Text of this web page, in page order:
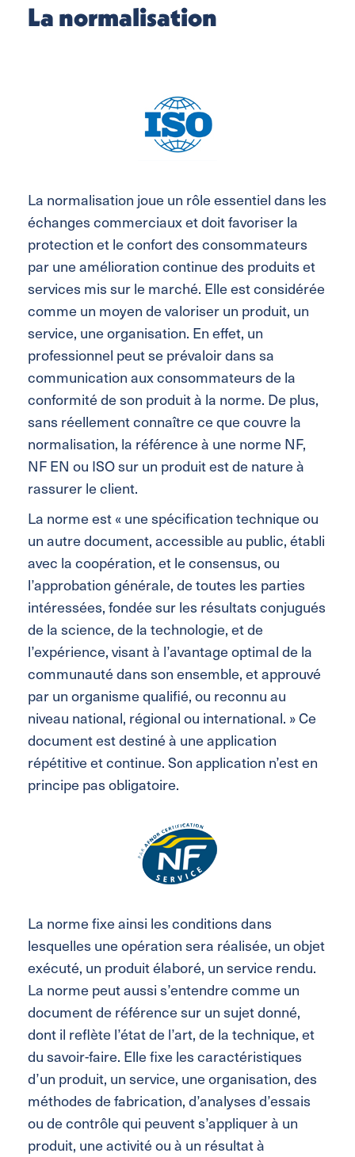
La normalisation
La normalisation joue un rôle essentiel dans les
échanges commerciaux et doit favoriser la
protection et le confort des consommateurs
par une amélioration continue des produits et
services mis sur le marché. Elle est considérée
comme un moyen de valoriser un produit, un
service, une organisation. En effet, un
professionnel peut se prévaloir dans sa
communication aux consommateurs de la
conformité de son produit à la norme. De plus,
sans réellement connaître ce que couvre la
normalisation, la référence à une norme NF,
NF EN ou ISO sur un produit est de nature à
rassurer le client.
La norme est « une spécification technique ou
un autre document, accessible au public, établi
avec la coopération, et le consensus, ou
l’approbation générale, de toutes les parties
intéressées, fondée sur les résultats conjugués
de la science, de la technologie, et de
l’expérience, visant à l’avantage optimal de la
communauté dans son ensemble, et approuvé
par un organisme qualifié, ou reconnu au
niveau national, régional ou international. » Ce
document est destiné à une application
répétitive et continue. Son application n’est en
principe pas obligatoire.
La norme fixe ainsi les conditions dans
lesquelles une opération sera réalisée, un objet
exécuté, un produit élaboré, un service rendu.
La norme peut aussi s’entendre comme un
document de référence sur un sujet donné,
dont il reflète l’état de l’art, de la technique, et
du savoir-faire. Elle fixe les caractéristiques
d’un produit, un service, une organisation, des
méthodes de fabrication, d’analyses d’essais
ou de contrôle qui peuvent s’appliquer à un
produit, une activité ou à un résultat à